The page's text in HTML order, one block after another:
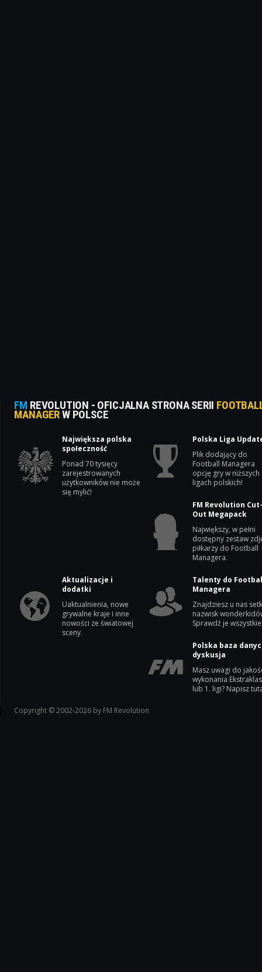
FM REVOLUTION - OFICJALNA STRONA SERII
MANAGERW POLSCE
Największa polska
społeczność
Ponad 70 tysięcy
zarejestrowanych
użytkowników nie może
się mylić!
Polska Liga
Plik dodający do
Football Managera
opcję gry w niższych
ligach polskich!
FM Revolution
Out Megapack
Największy, w pełni
dostępny zestaw
piłkarzy do Football
Managera.
Aktualizacje i
dodatki
Uaktualnienia, nowe
grywalne kraje i inne
nowości ze światowej
sceny.
Talenty do
Managera
Znajdziesz u nas
nazwisk
Sprawdź je
Polska baza
dyskusja
Masz uwagi do
wykonania
lub 1. ligi? Napisz
Copyright © 2002-2026 by FM Revolution